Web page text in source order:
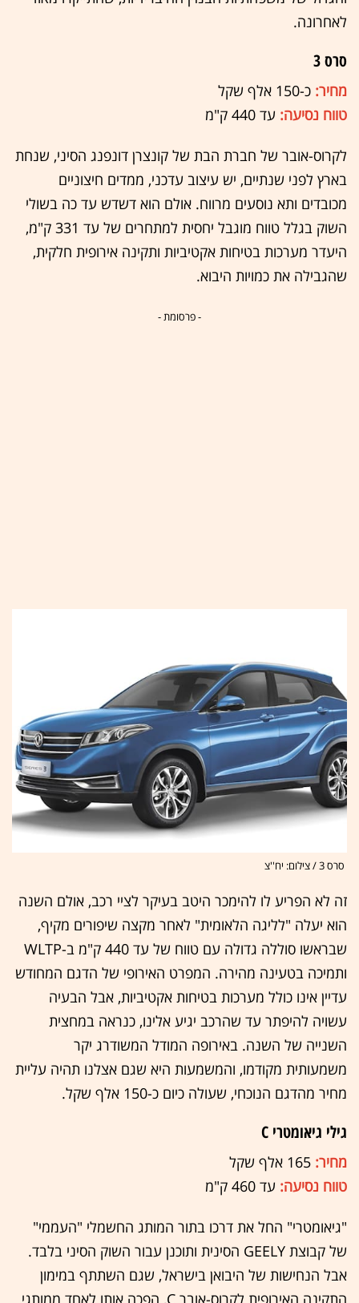
לאחרונה.
סרס 3
מחיר: כ-150 אלף שקל
טווח נסיעה: עד 440 ק"מ
לקרוס-אובר של חברת הבת של קונצרן דונפנג הסיני, שנחת
בארץ לפני שנתיים, יש עיצוב עדכני, ממדים חיצוניים
מכובדים ותא נוסעים מרווח. אולם הוא דשדש עד כה בשולי
השוק בגלל טווח מוגבל יחסית למתחרים של עד 331 ק"מ,
היעדר מערכות בטיחות אקטיביות ותקינה אירופית חלקית,
שהגבילה את כמויות היבוא.
- פרסומת -
סרס 3 / צילום: יח''צ
זה לא הפריע לו להימכר היטב בעיקר לציי רכב, אולם השנה
הוא יעלה "לליגה הלאומית" לאחר מקצה שיפורים מקיף,
שבראשו סוללה גדולה עם טווח של עד 440 ק"מ ב-WLTP
ותמיכה בטעינה מהירה. המפרט האירופי של הדגם המחודש
עדיין אינו כולל מערכות בטיחות אקטיביות, אבל הבעיה
עשויה להיפתר עד שהרכב יגיע אלינו, כנראה במחצית
השנייה של השנה. באירופה המודל המשודרג יקר
משמעותית מקודמו, והמשמעות היא שגם אצלנו תהיה עליית
מחיר מהדגם הנוכחי, שעולה כיום כ-150 אלף שקל.
גילי גיאומטרי C
מחיר: 165 אלף שקל
טווח נסיעה: עד 460 ק"מ
"גיאומטרי" החל את דרכו בתור המותג החשמלי "העממי"
של קבוצת GEELY הסינית ותוכנן עבור השוק הסיני בלבד.
אבל הנחישות של היבואן בישראל, שגם השתתף במימון